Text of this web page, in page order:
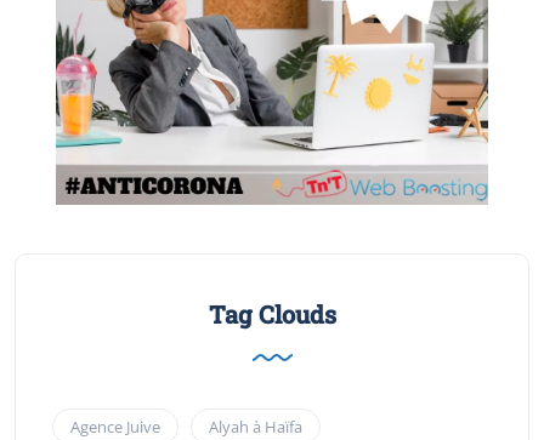
Tag Clouds
Agence Juive Alyah à Haïfa